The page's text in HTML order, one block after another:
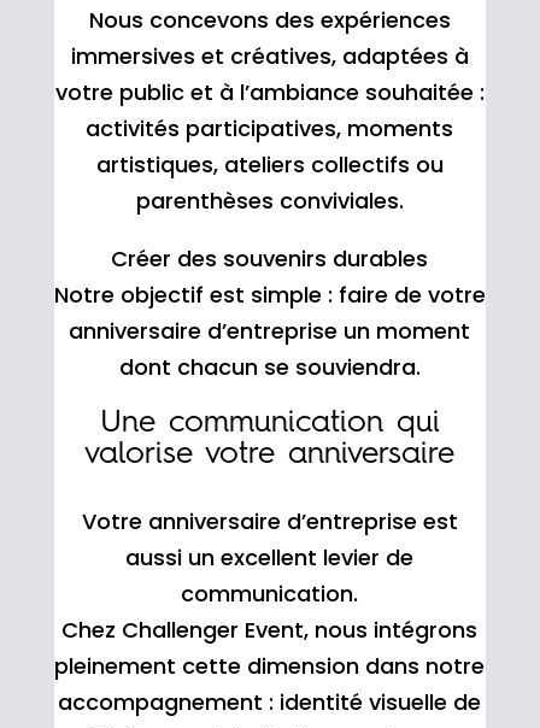
Nous concevons des expériences
immersives et créatives, adaptées à
votre public et à l’ambiance souhaitée :
activités participatives, moments
artistiques, ateliers collectifs ou
parenthèses conviviales.
Créer des souvenirs durables
Notre objectif est simple : faire de votre
anniversaire d’entreprise un moment
dont chacun se souviendra.
Une communication qui
valorise votre anniversaire
Votre anniversaire d’entreprise est
aussi un excellent levier de
communication.
Chez Challenger Event, nous intégrons
pleinement cette dimension dans notre
accompagnement : identité visuelle de